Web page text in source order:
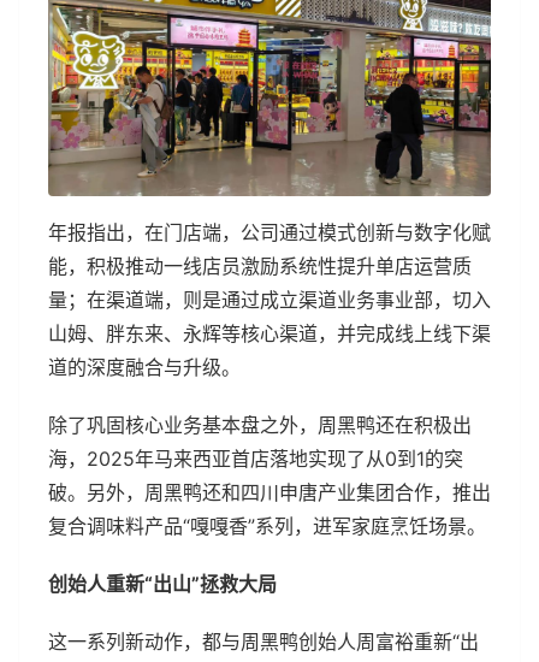
年报指出，在门店端，公司通过模式创新与数字化赋
能，积极推动一线店员激励系统性提升单店运营质
量；在渠道端，则是通过成立渠道业务事业部，切入
山姆、胖东来、永辉等核心渠道，并完成线上线下渠
道的深度融合与升级。
除了巩固核心业务基本盘之外，周黑鸭还在积极出
海，2025年马来西亚首店落地实现了从0到1的突
破。另外，周黑鸭还和四川申唐产业集团合作，推出
复合调味料产品“嘎嘎香”系列，进军家庭烹饪场景。
创始人重新“出山”拯救大局
这一系列新动作，都与周黑鸭创始人周富裕重新“出